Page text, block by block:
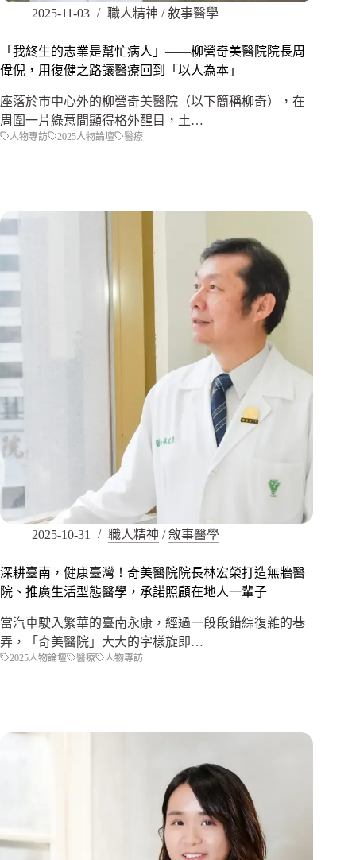
2025-11-03 職人精神 /敘事醫學
「我終生的志業是幫忙病人」——柳營奇美醫院院長周
偉倪，用復健之路讓醫療回到「以人為本」
座落於市中心外的柳營奇美醫院（以下簡稱柳奇），在
周圍一片綠意間顯得格外醒目，土…
人物專訪 2025人物論壇 醫療
2025-10-31 職人精神 /敘事醫學
深耕臺南，健康臺灣！奇美醫院院長林宏榮打造無牆醫
院、推廣生活型態醫學，承諾照顧在地人一輩子
當汽車駛入繁華的臺南永康，經過一段段錯綜復雜的巷
弄，「奇美醫院」大大的字樣旋即…
2025人物論壇 醫療 人物專訪